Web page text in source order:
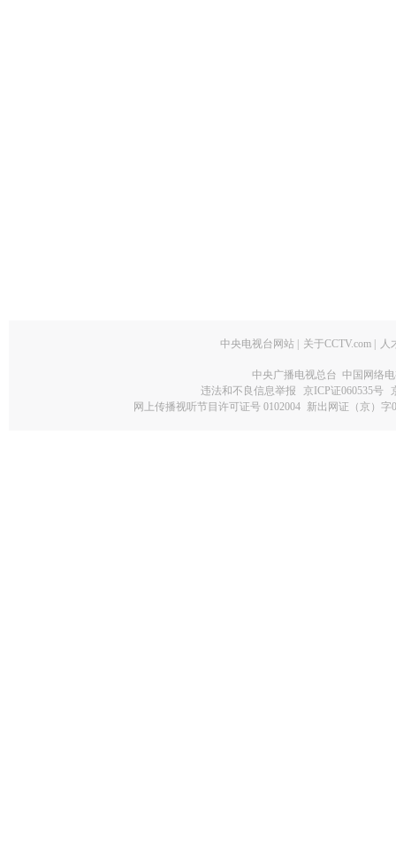
中央电视台网站 关于CCTV.com 人
中央广播电视总台 中国网络
违法和不良信息举报
京ICP证060535号
网上传播视听节目许可证号 0102004 新出网证（京）